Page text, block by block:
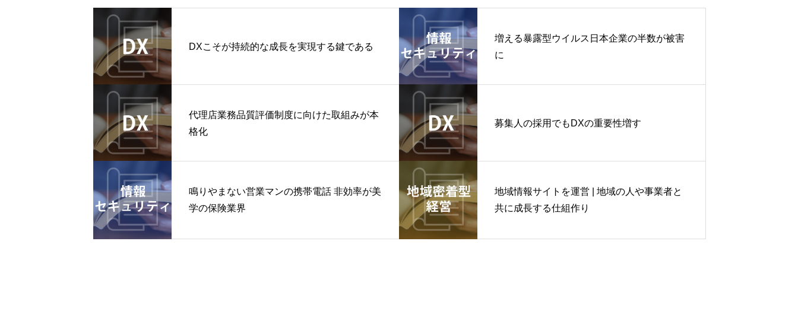
DXこそが持続的な成長を実現する鍵である
増える暴露型ウイルス日本企業の半数が被害
に
代理店業務品質評価制度に向けた取組みが本
格化
募集人の採用でもDXの重要性増す
鳴りやまない営業マンの携帯電話 非効率が美
学の保険業界
地域情報サイトを運営 | 地域の人や事業者と
共に成長する仕組作り